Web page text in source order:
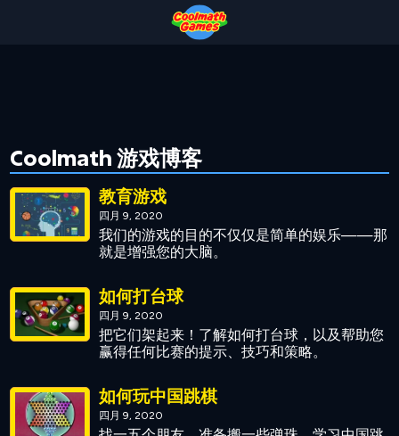
Coolmath 游戏博客
教育游戏
四月 9, 2020
我们的游戏的目的不仅仅是简单的娱乐——那
就是增强您的大脑。
如何打台球
四月 9, 2020
把它们架起来！了解如何打台球，以及帮助您
赢得任何比赛的提示、技巧和策略。
如何玩中国跳棋
四月 9, 2020